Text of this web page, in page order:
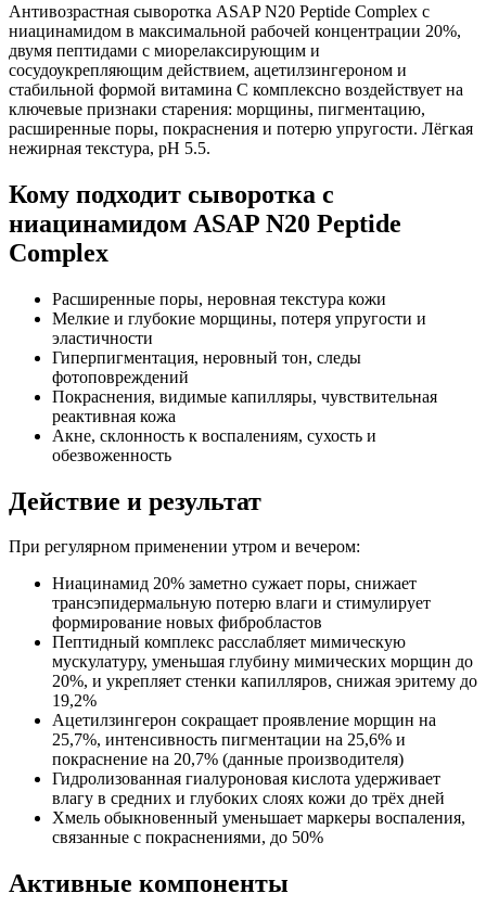
Антивозрастная сыворотка ASAP N20 Peptide Complex с
ниацинамидом в максимальной рабочей концентрации 20%,
двумя пептидами с миорелаксирующим и
сосудоукрепляющим действием, ацетилзингероном и
стабильной формой витамина C комплексно воздействует на
ключевые признаки старения: морщины, пигментацию,
расширенные поры, покраснения и потерю упругости. Лёгкая
нежирная текстура, pH 5.5.
Кому подходит сыворотка с
ниацинамидом ASAP N20 Peptide
Complex
Расширенные поры, неровная текстура кожи
Мелкие и глубокие морщины, потеря упругости и
эластичности
Гиперпигментация, неровный тон, следы
фотоповреждений
Покраснения, видимые капилляры, чувствительная
реактивная кожа
Акне, склонность к воспалениям, сухость и
обезвоженность
Действие и результат
При регулярном применении утром и вечером:
Ниацинамид 20% заметно сужает поры, снижает
трансэпидермальную потерю влаги и стимулирует
формирование новых фибробластов
Пептидный комплекс расслабляет мимическую
мускулатуру, уменьшая глубину мимических морщин до
20%, и укрепляет стенки капилляров, снижая эритему до
19,2%
Ацетилзингерон сокращает проявление морщин на
25,7%, интенсивность пигментации на 25,6% и
покраснение на 20,7% (данные производителя)
Гидролизованная гиалуроновая кислота удерживает
влагу в средних и глубоких слоях кожи до трёх дней
Хмель обыкновенный уменьшает маркеры воспаления,
связанные с покраснениями, до 50%
Активные компоненты